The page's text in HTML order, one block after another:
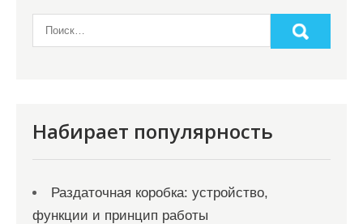
Набирает популярность
Раздаточная коробка: устройство,
функции и принцип работы